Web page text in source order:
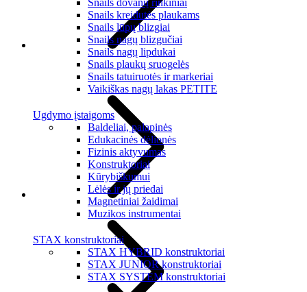
Snails kreidutės plaukams
Snails lūpų blizgiai
Snails nagų blizgučiai
Snails nagų lipdukai
Snails plaukų sruogelės
Snails tatuiruotės ir markeriai
Vaikiškas nagų lakas PETITE
Ugdymo įstaigoms
Baldeliai, palapinės
Edukacinės dėlionės
Fizinis aktyvumas
Konstruktoriai
Kūrybiškumui
Lėlės ir jų priedai
Magnetiniai žaidimai
Muzikos instrumentai
STAX konstruktoriai
STAX HYBRID konstruktoriai
STAX JUNIOR konstruktoriai
STAX SYSTEM konstruktoriai